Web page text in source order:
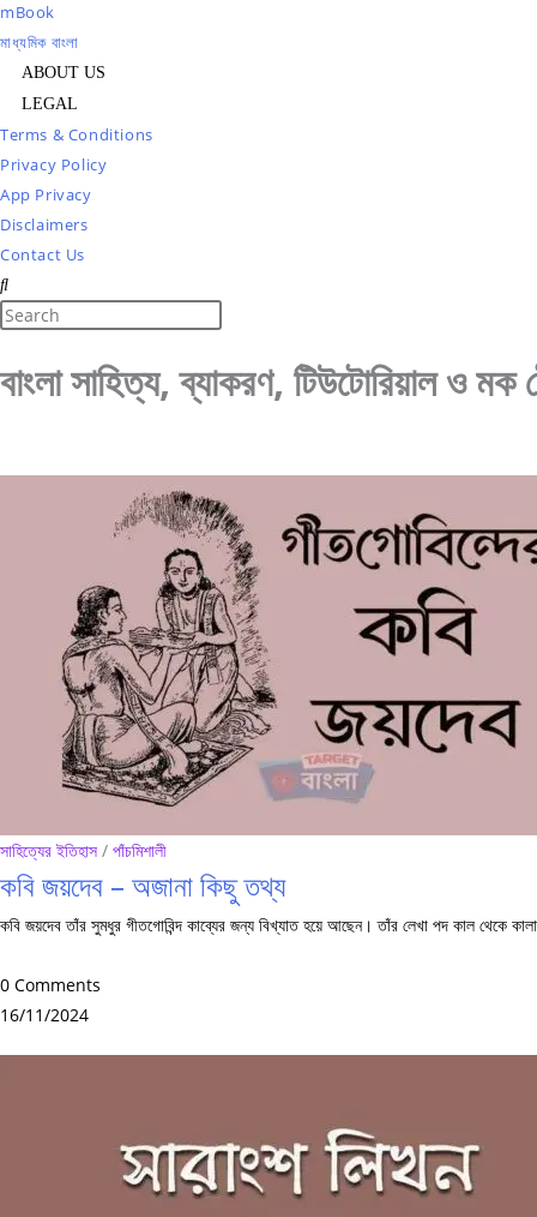
mBook
মাধ্যমিক বাংলা
ABOUT US
LEGAL
Terms & Conditions
Privacy Policy
App Privacy
Disclaimers
Contact Us
Search
website
to
close
বাংলা সাহিত্য, ব্যাকরণ, টিউটোরিয়াল ও মক
সাহিত্যের ইতিহাস / পাঁচমিশালী
কবি জয়দেব – অজানা কিছু তথ্য
কবি জয়দেব তাঁর সুমধুর গীতগোবিন্দ কাব্যের জন্য বিখ্যাত হয়ে আছেন। তাঁর লেখা পদ কাল থেকে
0 Comments
16/11/2024